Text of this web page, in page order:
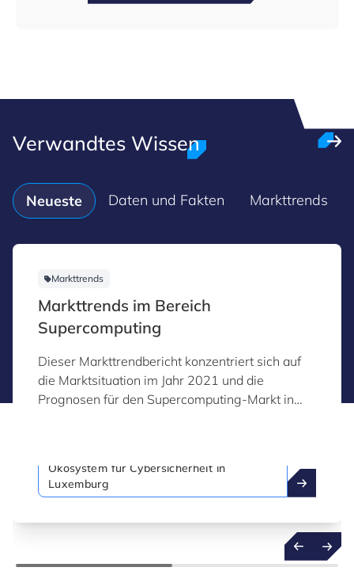
Verwandtes Wissen
Neueste Daten und Fakten Markttrends
Markttrends
Markttrends im Bereich
Supercomputing
Dieser Markttrendbericht konzentriert sich auf
die Marktsituation im Jahr 2021 und die
Prognosen für den Supercomputing-Markt in
Anwendungsdynamik und nach geografischer
Verteilung.
Ökosystem für Cybersicherheit in
Luxemburg